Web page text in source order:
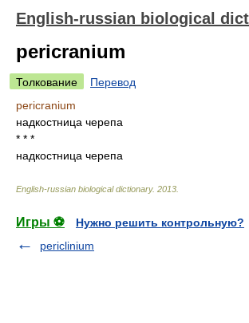
English-russian biological
pericranium
Толкование
Перевод
pericranium
надкостница черепа
* * *
надкостница черепа
English-russian biological dictionary. 2013
Игры ⚽
Нужно решить контрольную?
periclinium